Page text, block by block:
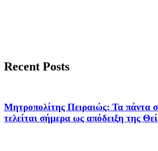
Recent Posts
Μητροπολίτης Πειραιώς: Τα πάντα
τελείται σήμερα ως απόδειξη της